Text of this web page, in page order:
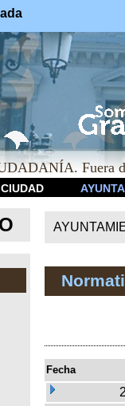
Fuera
CIUDAD
Fecha